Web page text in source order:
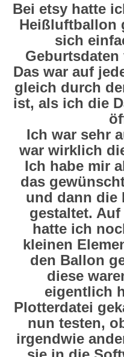
Bei etsy hatte
Heißluftballon
sich
Das war auf
gleich durch
ist, als ich die
Ich war sehr
war wirklich
Ich habe mir
das
und dann die
gestaltet.
hatte ich
kleinen
den Ballon
diese
eigentlich
Plotterdatei
nun testen,
irgendwie